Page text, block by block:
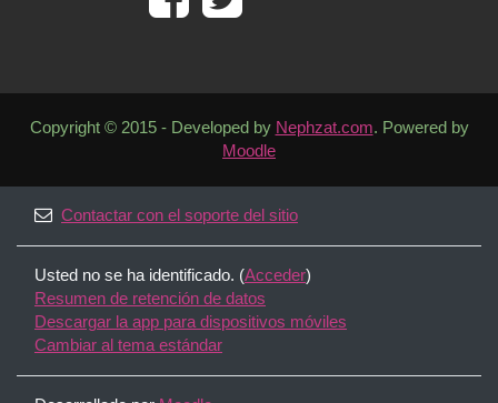
Copyright © 2015 - Developed by Nephzat.com. Powered by
Moodle
Contactar con el soporte del sitio
Usted no se ha identificado. (Acceder)
Resumen de retención de datos
Descargar la app para dispositivos móviles
Cambiar al tema estándar